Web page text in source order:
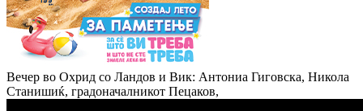
Вечер во Охрид со Ландов и Вик: Антониа Гиговска, Никола
Станишиќ, градоначалникот Пецаков,